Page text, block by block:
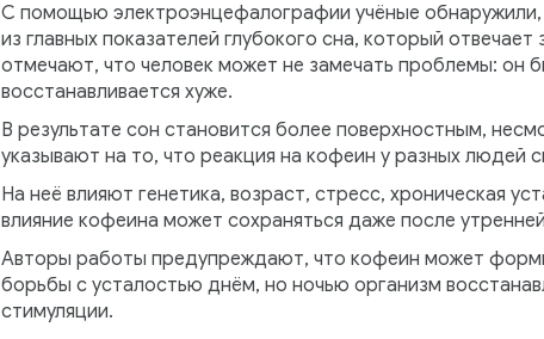
С помощью электроэнцефалографии учёные
из главных показателей глубокого сна, который
отмечают, что человек может не замечать проблемы: он
восстанавливается хуже.
В результате сон становится более поверхностным,
указывают на то, что реакция на кофеин у разных людей
На неё влияют генетика, возраст, стресс, хроническая
влияние кофеина может сохраняться даже после
Авторы работы предупреждают, что кофеин может
борьбы с усталостью днём, но ночью организм
стимуляции.